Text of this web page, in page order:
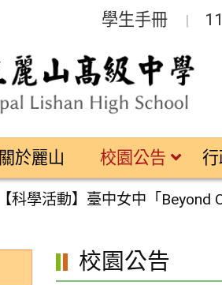
學生手冊
關於麗山 校園公告
【科學活動】臺中女中「
校園公告